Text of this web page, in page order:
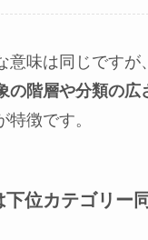
意味は同じですが
の階層や分類の広
特徴です。
下位カテゴリー